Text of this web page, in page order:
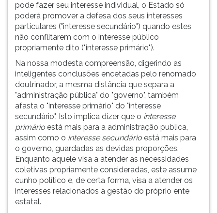
pode fazer seu interesse individual, o Estado só
poderá promover a defesa dos seus interesses
particulares ("interesse secundário") quando estes
não conflitarem com o interesse público
propriamente dito ("interesse primário").
Na nossa modesta compreensão, digerindo as
inteligentes conclusões encetadas pelo renomado
doutrinador, a mesma distância que separa a
"administração pública" do "governo", também
afasta o "interesse primário" do "interesse
secundário". Isto implica dizer que o interesse
primário está mais para a administração publica,
assim como o interesse secundário está mais para
o governo, guardadas as devidas proporções.
Enquanto aquele visa a atender as necessidades
coletivas propriamente consideradas, este assume
cunho político e, de certa forma, visa a atender os
interesses relacionados à gestão do próprio ente
estatal.